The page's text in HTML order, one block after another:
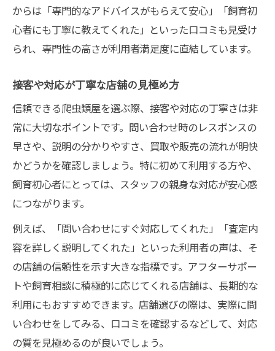
からは「専門的なアドバイスがもらえて安心」「飼育初
心者にも丁寧に教えてくれた」といった口コミも見受け
られ、専門性の高さが利用者満足度に直結しています。
接客や対応が丁寧な店舗の見極め方
信頼できる爬虫類屋を選ぶ際、接客や対応の丁寧さは非
常に大切なポイントです。問い合わせ時のレスポンスの
早さや、説明の分かりやすさ、買取や販売の流れが明快
かどうかを確認しましょう。特に初めて利用する方や、
飼育初心者にとっては、スタッフの親身な対応が安心感
につながります。
例えば、「問い合わせにすぐ対応してくれた」「査定内
容を詳しく説明してくれた」といった利用者の声は、そ
の店舗の信頼性を示す大きな指標です。アフターサポー
トや飼育相談に積極的に応じてくれる店舗は、長期的な
利用にもおすすめできます。店舗選びの際は、実際に問
い合わせをしてみる、口コミを確認するなどして、対応
の質を見極めるのが良いでしょう。